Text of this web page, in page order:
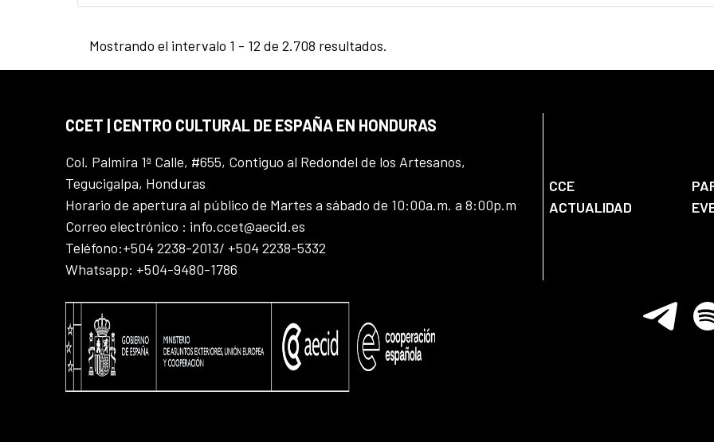
Mostrando el intervalo 1 - 12 de 2.708 resultados.
CCET | CENTRO CULTURAL DE ESPAÑA EN HONDURAS
Col. Palmira 1ª Calle, #655, Contiguo al Redondel de los Artesanos,
Tegucigalpa, Honduras
Horario de apertura al público de Martes a sábado de 10:00a.m. a 8:00p.m
Correo electrónico : info.ccet@aecid.es
Teléfono:+504 2238-2013/ +504 2238-5332
Whatsapp: +504-9480-1786
CCE
ACTUALIDAD
Telegram